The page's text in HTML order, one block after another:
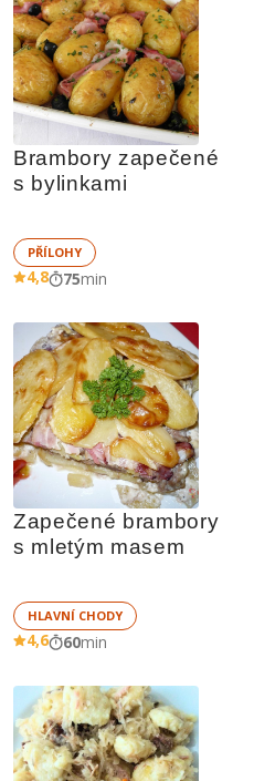
Brambory zapečené
s bylinkami
PŘÍLOHY
4,8 75min
Zapečené brambory
s mletým masem
HLAVNÍ CHODY
4,6 60min